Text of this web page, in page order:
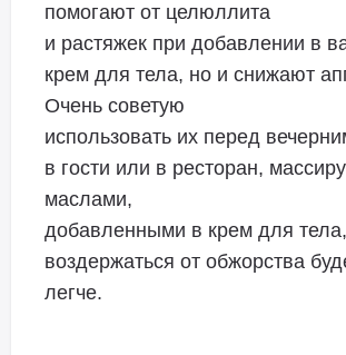
помогают от целюллита
и растяжек при добавлении в
крем для тела, но и снижают
Очень советую
использовать их перед
в гости или в ресторан,
маслами,
добавленными в крем для
воздержаться от обжорства
легче.